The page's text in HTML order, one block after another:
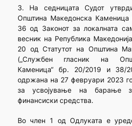
3. На седницата Судот
Општина Македонска Каменица
36 од Законот за локалната
весник на Република
20 од Статутот на Општина
(„Службен гласник на
Каменица“ бр. 20/2019 и 38/
одржана на 27 февруари 2023
за усвојување на барање
финансиски средства.
Во член 1 од Одлуката е